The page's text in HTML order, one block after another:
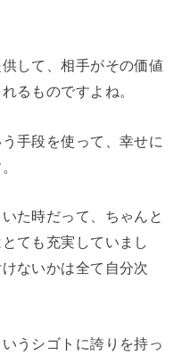
して、相手がその価値
るものですよね。
手段を使って、幸せに
た時だって、ちゃんと
ても充実していまし
ないかは全て自分次
うシゴトに誇りを持っ